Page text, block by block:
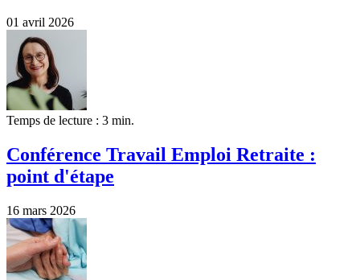
01 avril 2026
Temps de lecture : 3 min.
Conférence Travail Emploi Retraite :
point d'étape
16 mars 2026